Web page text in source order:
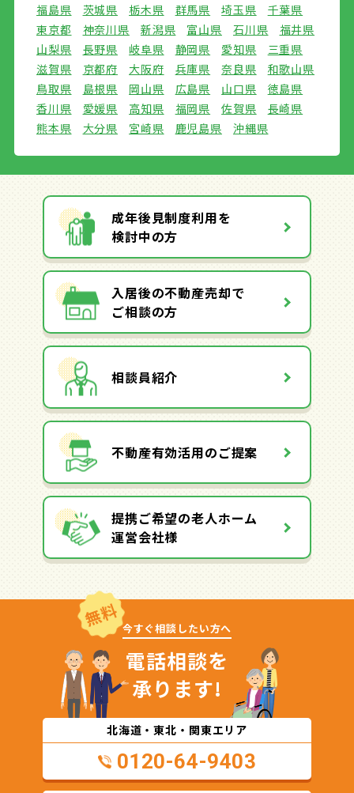
福島県
茨城県 栃木県 群馬県 埼玉県
千葉県
東京都
神奈川県 新潟県 富山県 石川県
福井県
山梨県
長野県 岐阜県 静岡県 愛知県
三重県
滋賀県
京都府 大阪府 兵庫県 奈良県
和歌山県
鳥取県
島根県 岡山県 広島県 山口県
徳島県
香川県
愛媛県 高知県 福岡県 佐賀県
長崎県
熊本県
大分県 宮崎県 鹿児島県 沖縄県
成年後見制度利用を
検討中の方
入居後の不動産売却で
ご相談の方
相談員紹介
不動産有効活用のご提案
提携ご希望の老人ホーム
運営会社様
無料 今すぐ相談したい方へ
電話相談を
承ります!
北海道・東北・関東エリア
0120-64-9403